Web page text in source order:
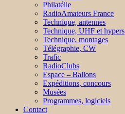
Philatélie
RadioAmateurs France
Technique, antennes
Technique, UHF et hypers
Technique, montages
Télégraphie, CW
Trafic
RadioClubs
Espace – Ballons
Expéditions, concours
Musées
Programmes, logiciels
Contact